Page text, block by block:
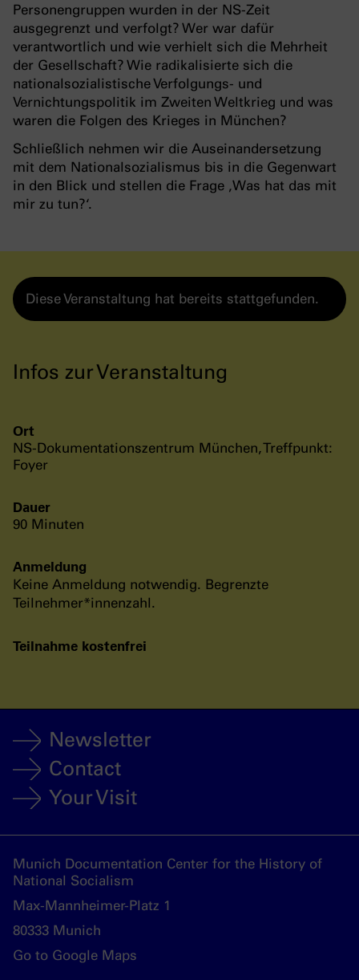
Personengruppen wurden in der NS-Zeit
ausgegrenzt und verfolgt? Wer war dafür
verantwortlich und wie verhielt sich die Mehrheit
der Gesellschaft? Wie radikalisierte sich die
nationalsozialistische Verfolgungs- und
Vernichtungspolitik im Zweiten Weltkrieg und was
waren die Folgen des Krieges in München?
Schließlich nehmen wir die Auseinandersetzung
mit dem Nationalsozialismus bis in die Gegenwart
in den Blick und stellen die Frage ‚Was hat das mit
mir zu tun?‘.
Diese Veranstaltung hat bereits stattgefunden.
Infos zur Veranstaltung
Ort
NS-Dokumentationszentrum München, Treffpunkt:
Foyer
Dauer
90 Minuten
Anmeldung
Keine Anmeldung notwendig. Begrenzte
Teilnehmer*innenzahl.
Teilnahme kostenfrei
Newsletter
Contact
Your Visit
Munich Documentation Center for the History of
National Socialism
Max-Mannheimer-Platz 1
80333 Munich
Go to Google Maps